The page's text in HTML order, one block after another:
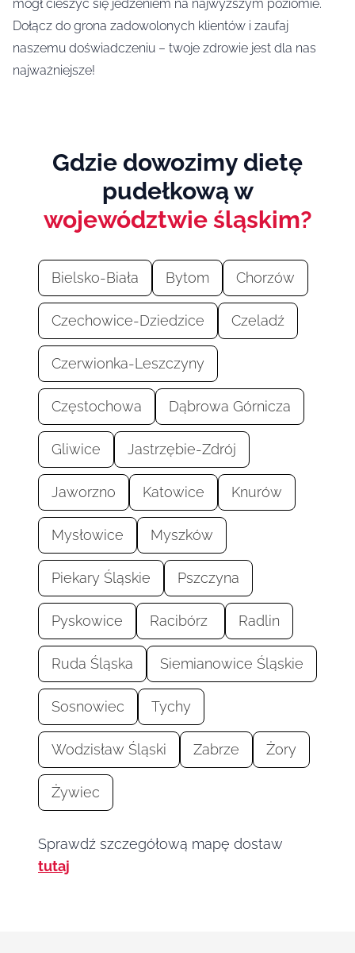
mógł cieszyć się jedzeniem na najwyższym poziomie.
Dołącz do grona zadowolonych klientów i zaufaj
naszemu doświadczeniu – twoje zdrowie jest dla nas
najważniejsze!
Gdzie dowozimy dietę
pudełkową w
województwie śląskim?
Bielsko-Biała Bytom Chorzów
Czechowice-Dziedzice Czeladź
Czerwionka-Leszczyny
Częstochowa Dąbrowa Górnicza
Gliwice Jastrzębie-Zdrój
Jaworzno Katowice Knurów
Mysłowice Myszków
Piekary Śląskie Pszczyna
Pyskowice Racibórz Radlin
Ruda Śląska Siemianowice Śląskie
Sosnowiec Tychy
Wodzisław Śląski Zabrze Żory
Żywiec
Sprawdź szczegółową mapę dostaw
tutaj